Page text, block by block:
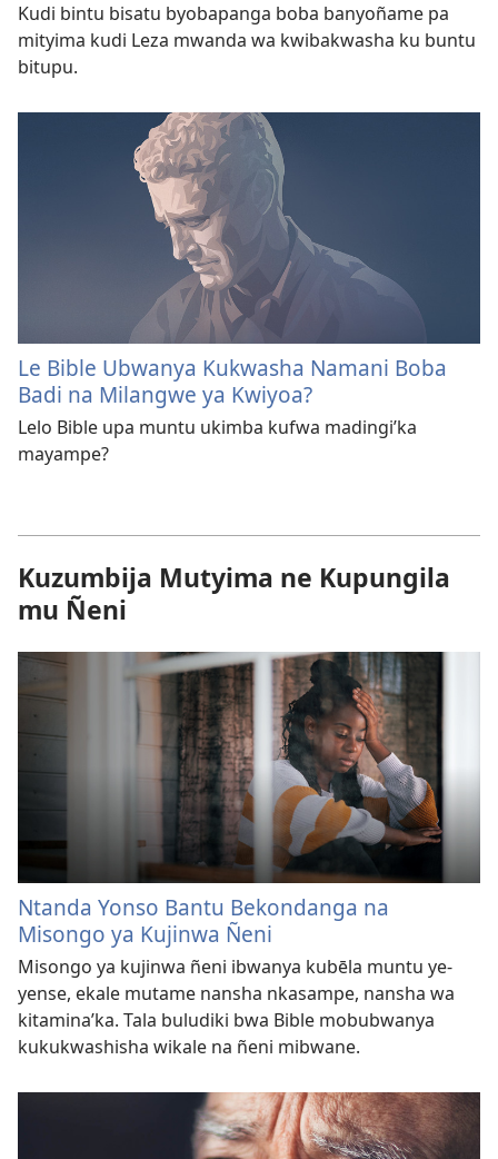
Kudi bintu bisatu byobapanga boba banyoñame pa
mityima kudi Leza mwanda wa kwibakwasha ku buntu
bitupu.
Le Bible Ubwanya Kukwasha Namani Boba
Badi na Milangwe ya Kwiyoa?
Lelo Bible upa muntu ukimba kufwa madingi’ka
mayampe?
Kuzumbija Mutyima ne Kupungila
mu Ñeni
Ntanda Yonso Bantu Bekondanga na
Misongo ya Kujinwa Ñeni
Misongo ya kujinwa ñeni ibwanya kubēla muntu ye-
yense, ekale mutame nansha nkasampe, nansha wa
kitamina’ka. Tala buludiki bwa Bible mobubwanya
kukukwashisha wikale na ñeni mibwane.